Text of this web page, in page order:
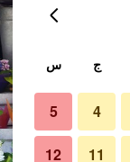
ج س
4
5
11
12